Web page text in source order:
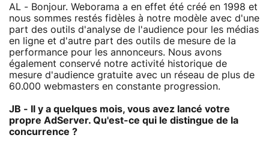
AL - Bonjour. Weborama a en effet été créé en 1998 et
nous sommes restés fidèles à notre modèle avec d'une
part des outils d'analyse de l'audience pour les médias
en ligne et d'autre part des outils de mesure de la
performance pour les annonceurs. Nous avons
également conservé notre activité historique de
mesure d'audience gratuite avec un réseau de plus de
60.000 webmasters en constante progression.
JB - Il y a quelques mois, vous avez lancé votre
propre AdServer. Qu'est-ce qui le distingue de la
concurrence ?